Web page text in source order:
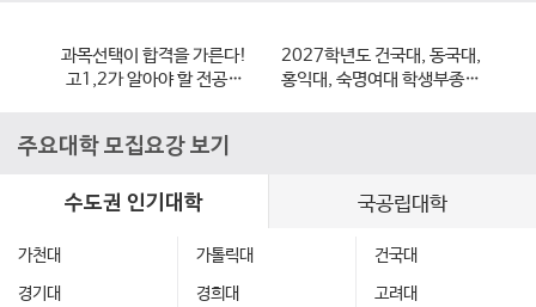
입시전략연구소 유튜브
형
과목선택이 합격을 가른다!
고1,2가 알아야 할 전공별
과목 선택 가이드
2027학년도 건국대, 동국대,
홍익대, 숙명여대 학생부종합
전형 지원 전략